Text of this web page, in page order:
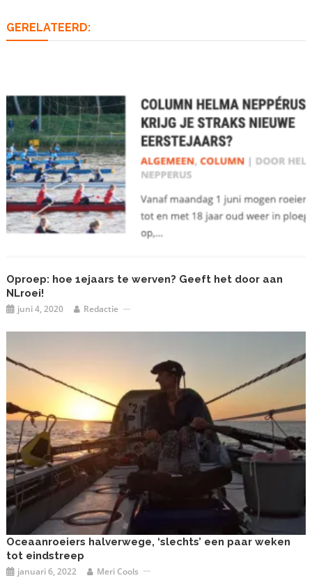
GERELATEERD:
Oproep: hoe 1ejaars te werven? Geeft het door aan
NLroei!
juni 4, 2020 Redactie
Oceaanroeiers halverwege, ‘slechts’ een paar weken
tot eindstreep
januari 6, 2022 Meri Cools